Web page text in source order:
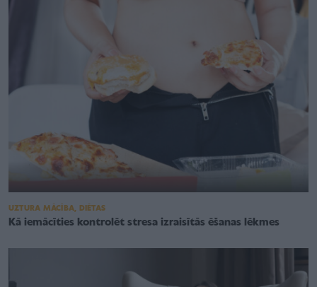
UZTURA MĀCĪBA, DIĒTAS
Kā iemācīties kontrolēt stresa izraisītās ēšanas lēkmes